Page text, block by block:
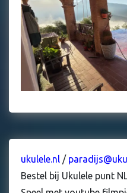
ukulele.nl /
Bestel bij Ukulele punt